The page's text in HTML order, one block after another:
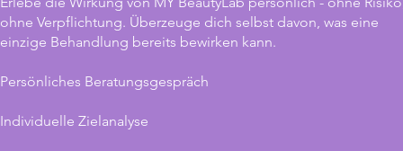
ohne Verpflichtung. Überzeuge dich selbst davon, was eine
einzige Behandlung bereits bewirken kann.
Persönliches Beratungsgespräch
Individuelle Zielanalyse